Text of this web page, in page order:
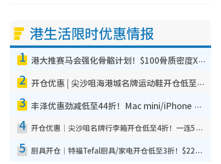
港生活限时优惠情报
1 港大推赛马会强化骨骼计划！$100骨质密度X光检查 完成免费运动训练送超市礼券！附参加资格
2 开仓优惠 | 尖沙咀海港城名牌运动鞋开仓低至1折！On鞋$899起/Joy&Peace鞋履$98起
3 丰泽优惠劲减低至44折！Mac mini/iPhone 17 Pro大减价！厨房家电$220起
4 开仓优惠｜尖沙咀名牌行李箱开仓低至4折！一连5日 American Tourister/ace./Hallmark $200起
5 厨具开仓｜特福Tefal厨具/家电开仓低至3折！$220起买平底锅/炒锅/汤锅！电饭煲/吸尘器/挂烫机$418起